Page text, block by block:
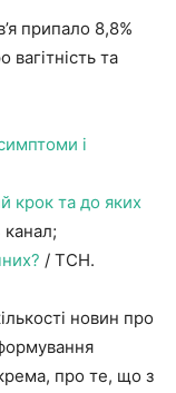
припало 8,8%
та
і
крок та до яких
канал;
/ ТСН.
новин про
про те, що з